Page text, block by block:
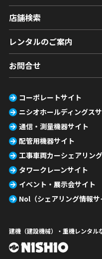
店舗検索
レンタルのご案内
お問合せ
コーポレートサイト
ニシオホールディングス
通信・測量機器サイト
配管用機器サイト
工事車両カーシェアリン
タワークレーンサイト
イベント・展示会サイト
Nol（シェアリング情報サ
建機（建設機械）・重機レンタル